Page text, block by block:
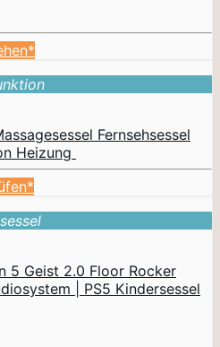
Fernsehsessel
Heizung
5 Geist 2.0 Floor Rocker
| PS5 Kindersessel